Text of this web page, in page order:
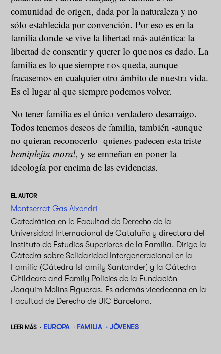
comunidad de origen, dada por la naturaleza y no
sólo establecida por convención. Por eso es en la
familia donde se vive la libertad más auténtica: la
libertad de consentir y querer lo que nos es dado. La
familia es lo que siempre nos queda, aunque
fracasemos en cualquier otro ámbito de nuestra vida.
Es el lugar al que siempre podemos volver.
No tener familia es el único verdadero desarraigo.
Todos tenemos deseos de familia, también -aunque
no quieran reconocerlo- quienes padecen esta triste
hemiplejia moral, y se empeñan en poner la
ideología por encima de las evidencias.
EL AUTOR
Montserrat Gas Aixendri
Catedrática en la Facultad de Derecho de la
Universidad Internacional de Cataluña y directora del
Instituto de Estudios Superiores de la Familia. Dirige la
Cátedra sobre Solidaridad Intergeneracional en la
Familia (Cátedra IsFamily Santander) y la Cátedra
Childcare and Family Policies de la Fundación
Joaquim Molins Figueras. Es además vicedecana en la
Facultad de Derecho de UIC Barcelona.
LEER MÁS EUROPA FAMILIA JÓVENES